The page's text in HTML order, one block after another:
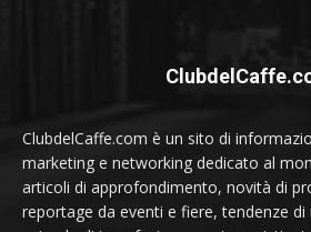
ClubdelCaffe.com è un sito di
marketing e networking dedicato al
articoli di approfondimento, novità di
reportage da eventi e fiere, tendenze